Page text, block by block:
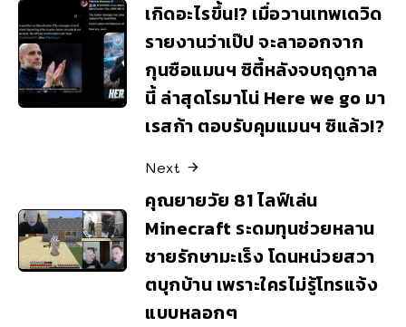
เกิดอะไรขึ้น!? เมื่อวานเทพเดวิด
รายงานว่าเป๊ป จะลาออกจาก
กุนซือแมนฯ ซิตี้หลังจบฤดูกาล
นี้ ล่าสุดโรมาโน่ Here we go มา
เรสก้า ตอบรับคุมแมนฯ ซิแล้ว!?
Next
คุณยายวัย 81 ไลฟ์เล่น
Minecraft ระดมทุนช่วยหลาน
ชายรักษามะเร็ง โดนหน่วยสวา
ตบุกบ้าน เพราะใครไม่รู้โทรแจ้ง
แบบหลอกๆ